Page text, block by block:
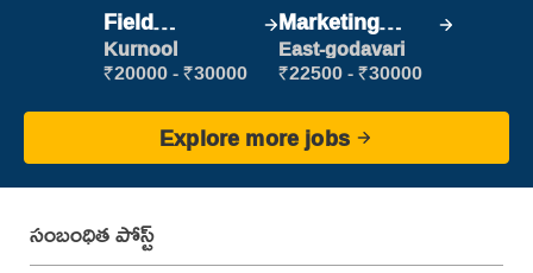
Field
Marketing
Executive
Kurnool
₹20000 - ₹30000
Marketing
Executive
East-godavari
₹22500 - ₹30000
Explore more jobs
సంబంధిత పోస్ట్